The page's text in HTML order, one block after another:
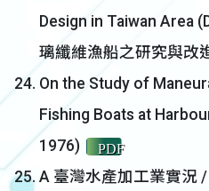
Design in Taiwan Area
璃纖維漁船之研究與改
On the Study of
Fishing Boats at
1976)
PDF
A 臺灣水產加工業實況